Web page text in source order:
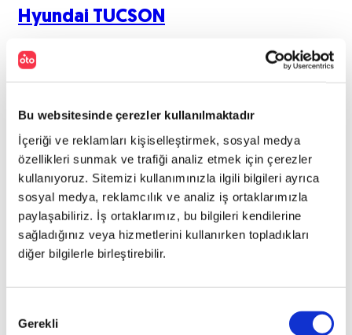
Bu websitesinde çerezler kullanılmaktadır
İçeriği ve reklamları kişiselleştirmek, sosyal medya
özellikleri sunmak ve trafiği analiz etmek için çerezler
kullanıyoruz. Sitemizi kullanımınızla ilgili bilgileri ayrıca
sosyal medya, reklamcılık ve analiz iş ortaklarımızla
paylaşabiliriz. İş ortaklarımız, bu bilgileri kendilerine
sağladığınız veya hizmetlerini kullanırken topladıkları
diğer bilgilerle birleştirebilir.
Seçimi
Gerekli
Hyundai TUCSON
2024
PLUS AT
2.850.000TL
47.948KM
Hibrit
Otomatik